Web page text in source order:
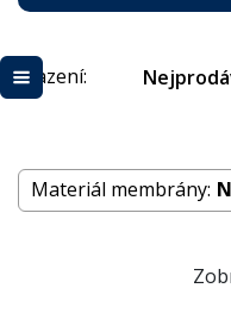
Řazení:
Materiál membrány: